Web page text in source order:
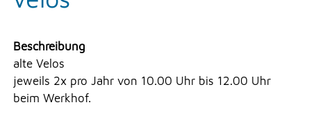
UMWELT
FREIZEIT
Beschreibung
alte Velos
jeweils 2x pro Jahr von 10.00 Uhr bis 12.00 Uhr
beim Werkhof.